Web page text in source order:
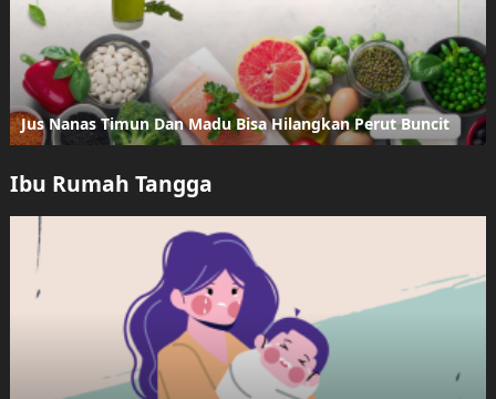
Jus Nanas Timun Dan Madu Bisa Hilangkan Perut Buncit
Ibu Rumah Tangga